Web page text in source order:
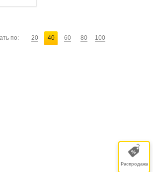
по: 20 40 60 80 100
Распродажа